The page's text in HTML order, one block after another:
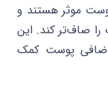
موثر هستند و
را صاف‌تر کند. این
پوست کمک